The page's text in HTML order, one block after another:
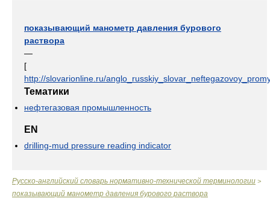
показывающий манометр давления бурового
раствора
—
[
http://slovarionline.ru/
Тематики
нефтегазовая промышленность
EN
drilling-mud pressure reading indicator
Русско-английский словарь нормативно-технической терминологии >
показывающий манометр давления бурового раствора